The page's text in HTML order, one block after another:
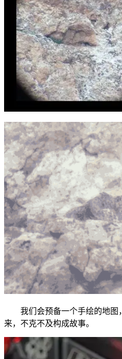
我们会预备一个手绘的地图，
来，不克不及构成故事。